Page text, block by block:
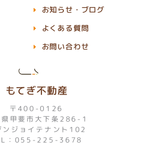
もてぎ不動産
〒400-0126
県甲斐市大下条286-1
ンジョイテナント102
：055-225-3678
お知らせ・ブログ
よくある質問
お問い合わせ